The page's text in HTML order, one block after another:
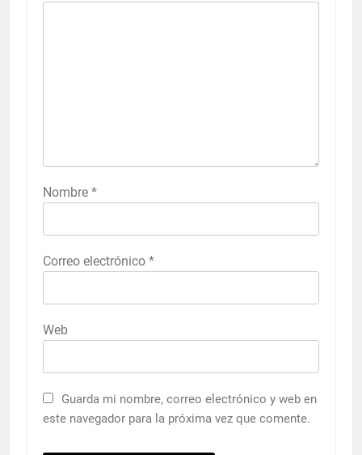
Nombre *
Correo electrónico *
Web
Guarda mi nombre, correo electrónico y web en
este navegador para la próxima vez que comente.